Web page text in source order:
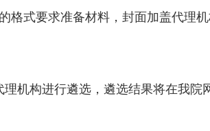
格式要求准备材料，封面加盖代理
机构进行遴选，遴选结果将在我院